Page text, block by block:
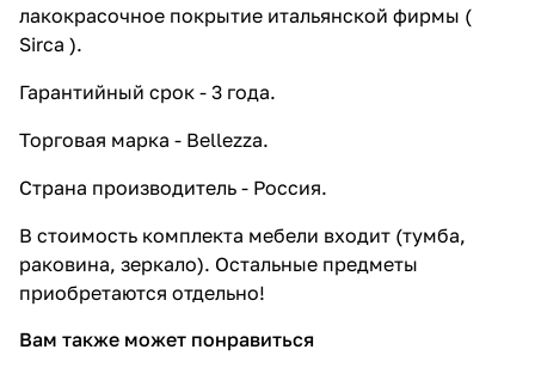
лакокрасочное покрытие итальянской фирмы (
Sirca ).
Гарантийный срок - 3 года.
Торговая марка - Bellezza.
Страна производитель - Россия.
В стоимость комплекта мебели входит (тумба,
раковина, зеркало). Остальные предметы
приобретаются отдельно!
Вам также может понравиться